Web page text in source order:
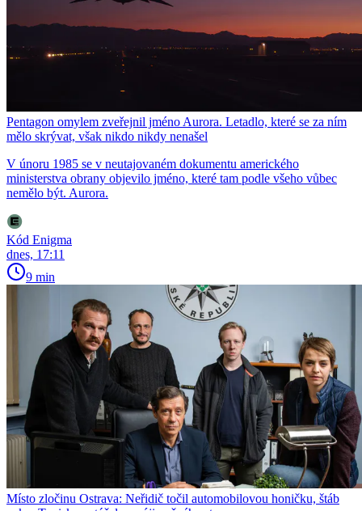
Pentagon omylem zveřejnil jméno Aurora. Letadlo, které se za ním
mělo skrývat, však nikdo nikdy nenašel
V únoru 1985 se v neutajovaném dokumentu amerického
ministerstva obrany objevilo jméno, které tam podle všeho vůbec
nemělo být. Aurora.
Kód Enigma
dnes, 17:11
9 min
Místo zločinu Ostrava: Neřidič točil automobilovou honičku, štáb